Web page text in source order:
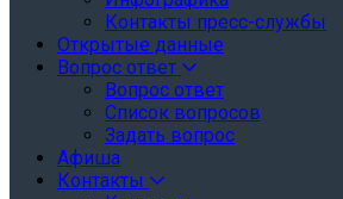
Контакты пресс-службы
Открытые данные
Вопрос ответ
Вопрос ответ
Список вопросов
Задать вопрос
Афиша
Контакты